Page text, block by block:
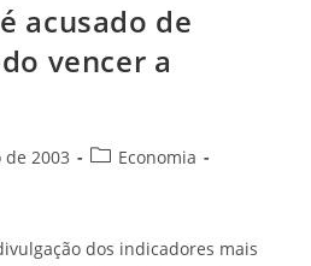
acusado de
vencer a
2003
Economia
dos indicadores mais